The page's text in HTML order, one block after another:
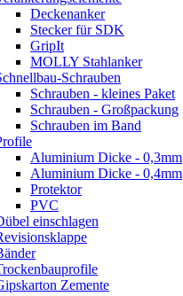
Deckenanker
Stecker für SDK
GripIt
MOLLY Stahlanker
Schrauben
Schrauben - kleines Paket
Schrauben - Großpackung
Schrauben im Band
Aluminium Dicke - 0,3mm
Aluminium Dicke - 0,4mm
Protektor
PVC
einschlagen
Zemente